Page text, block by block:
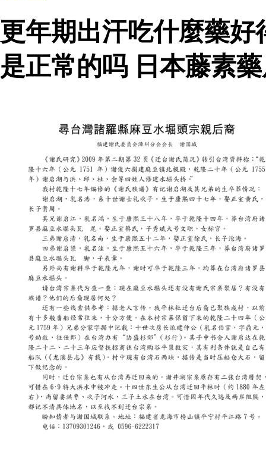
更年期出汗吃什麼藥
是正常的吗 日本藤素